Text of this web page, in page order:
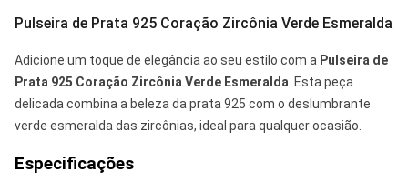
Pulseira de Prata 925 Coração Zircônia Verde Esmeralda
Adicione um toque de elegância ao seu estilo com a Pulseira de
Prata 925 Coração Zircônia Verde Esmeralda . Esta peça
delicada combina a beleza da prata 925 com o deslumbrante
verde esmeralda das zircônias, ideal para qualquer ocasião.
Especificações